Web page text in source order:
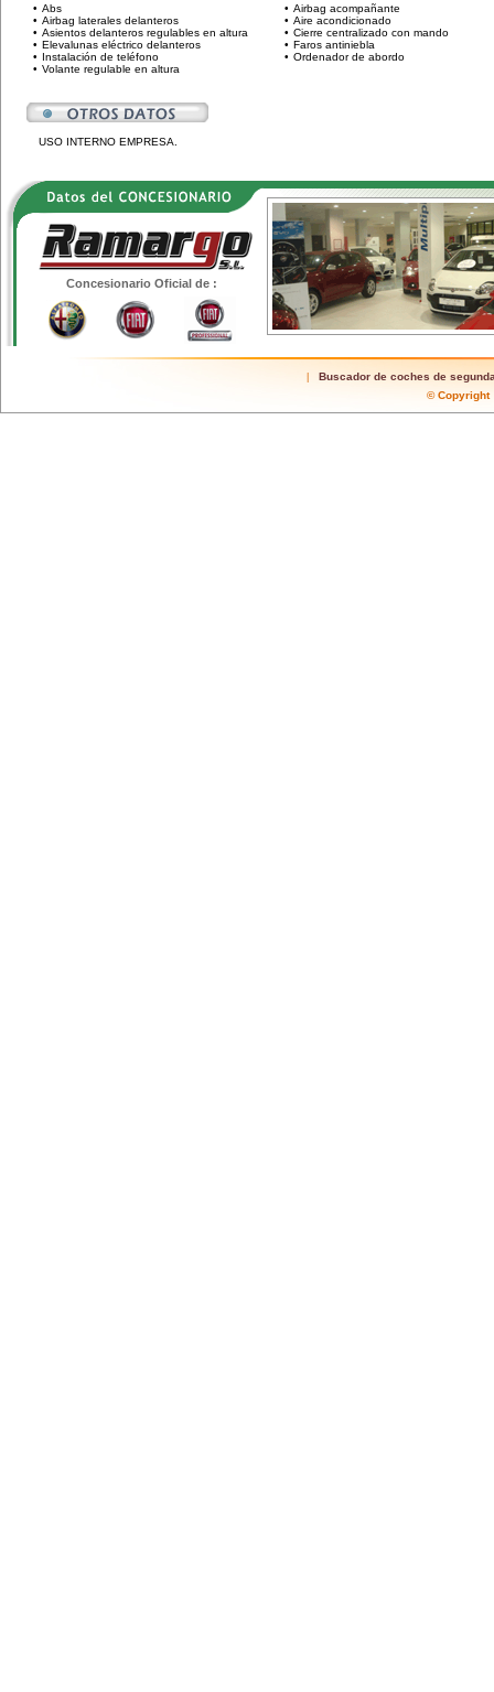
• Abs • Airbag acompañante
• Airbag laterales delanteros • Aire acondicionado
• Asientos delanteros regulables en altura • Cierre centralizado con mando
• Elevalunas eléctrico delanteros • Faros antiniebla
• Instalación de teléfono • Ordenador de abordo
• Volante regulable en altura
USO INTERNO EMPRESA.
Concesionario Oficial de :
Buscador de coches de
©